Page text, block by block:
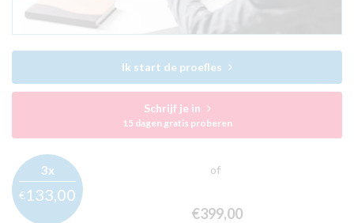
Ik start de proefles
Schrijf je in
15 dagen gratis proberen
3x
€133, 00
of
€399,00